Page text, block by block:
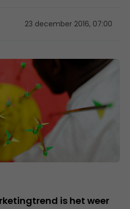
23 december 2016, 07:00
is het weer